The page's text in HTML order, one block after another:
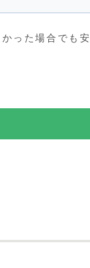
った場合でも